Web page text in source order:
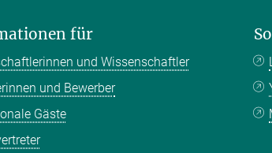
für
und Wissenschaftler
und Bewerber
Gäste